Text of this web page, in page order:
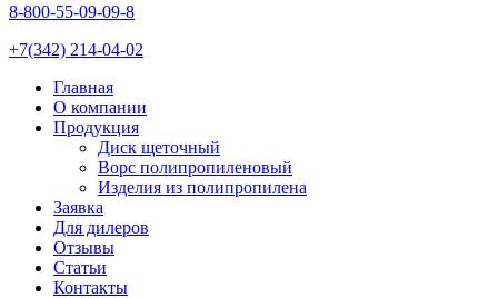
8-800-55-09-09-8
+7(342) 214-04-02
Главная
О компании
Продукция
Диск щеточный
Ворс полипропиленовый
Изделия из полипропилена
Заявка
Для дилеров
Отзывы
Статьи
Контакты